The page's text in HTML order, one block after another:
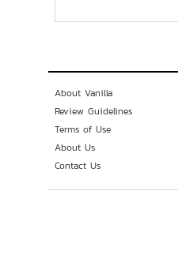
About Vanilla
Review Guidelines
Terms of Use
About Us
Contact Us